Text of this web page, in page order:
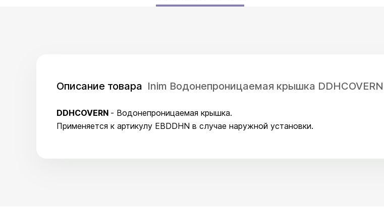
Описание товара Inim Водонепроницаемая крышка DDHCOVERN
DDHCOVERN - Водонепроницаемая крышка.
Применяется к артикулу EBDDHN в случае наружной установки.